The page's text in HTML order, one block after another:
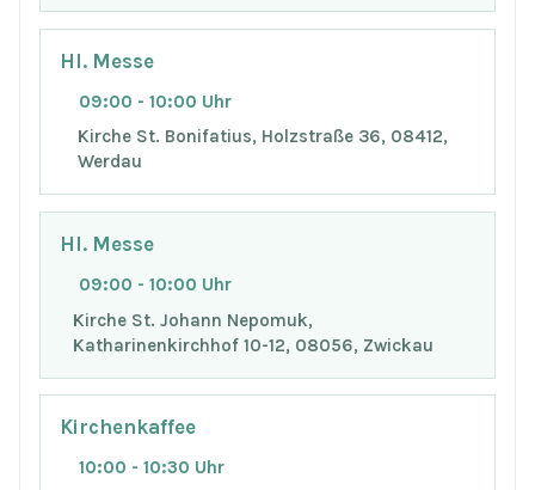
Hl. Messe
09:00 - 10:00 Uhr
Kirche St. Bonifatius, Holzstraße 36, 08412,
Werdau
Hl. Messe
09:00 - 10:00 Uhr
Kirche St. Johann Nepomuk,
Katharinenkirchhof 10-12, 08056, Zwickau
Kirchenkaffee
10:00 - 10:30 Uhr